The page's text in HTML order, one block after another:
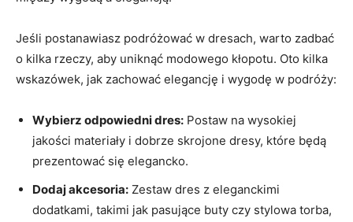
Jeśli⁤ postanawiasz ⁣podróżować w dresach, ⁢warto ⁢zadbać
o kilka⁢ rzeczy, ‌aby uniknąć modowego kłopotu. Oto kilka ​
wskazówek, ‍jak zachować elegancję​ i ​wygodę w podróży:
Wybierz⁢ odpowiedni dres: Postaw na ​wysokiej
jakości materiały ‍i dobrze skrojone dresy, które⁢ będą
prezentować się elegancko.
Dodaj ⁤akcesoria: Zestaw dres z ⁣eleganckimi
dodatkami,⁢ takimi jak pasujące buty czy stylowa⁤ torba,